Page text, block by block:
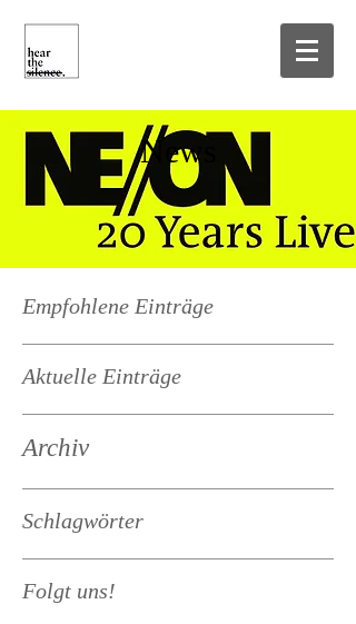
News
Empfohlene Einträge
Aktuelle Einträge
Archiv
Schlagwörter
Folgt uns!